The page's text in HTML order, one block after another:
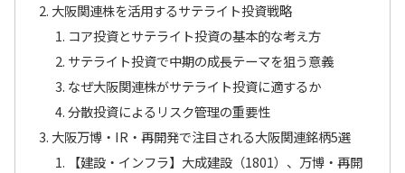
大阪関連株を活用するサテライト投資戦略
コア投資とサテライト投資の基本的な考え方
サテライト投資で中期の成長テーマを狙う意義
なぜ大阪関連株がサテライト投資に適するか
分散投資によるリスク管理の重要性
大阪万博・IR・再開発で注目される大阪関連銘柄5選
【建設・インフラ】大成建設（1801）、万博・再開